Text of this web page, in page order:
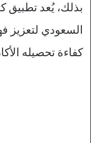
بذلك، يُعد تطبيق
السعودي لتعزيز
كفاءة تحصيله